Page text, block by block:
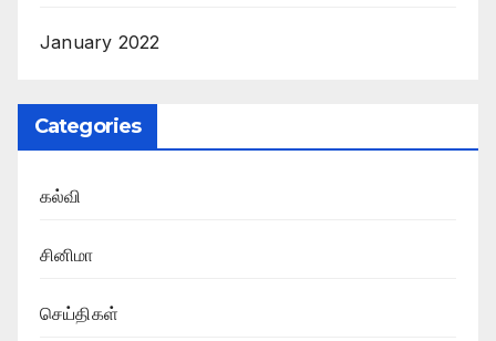
January 2022
Categories
கல்வி
சினிமா
செய்திகள்